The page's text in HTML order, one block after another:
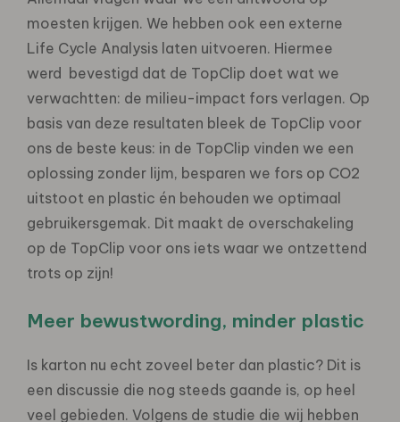
moesten krijgen. We hebben ook een externe
Life Cycle Analysis laten uitvoeren. Hiermee
werd bevestigd dat de TopClip doet wat we
verwachtten: de milieu-impact fors verlagen. Op
basis van deze resultaten bleek de TopClip voor
ons de beste keus: in de TopClip vinden we een
oplossing zonder lijm, besparen we fors op CO2
uitstoot en plastic én behouden we optimaal
gebruikersgemak. Dit maakt de overschakeling
op de TopClip voor ons iets waar we ontzettend
trots op zijn!
Meer bewustwording, minder plastic
Is karton nu echt zoveel beter dan plastic? Dit is
een discussie die nog steeds gaande is, op heel
veel gebieden. Volgens de studie die wij hebben